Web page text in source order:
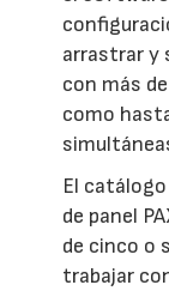
arrastrar y
con más
como
El
de panel
de cinco o
trabajar